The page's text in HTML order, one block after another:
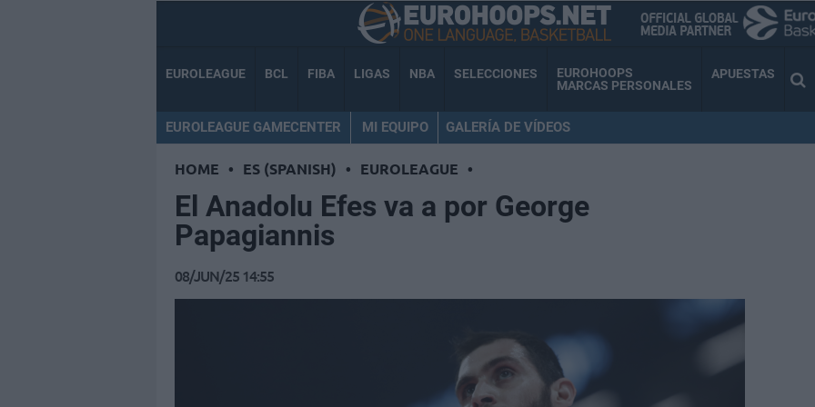
EUROLEAGUE BCL FIBA LIGAS NBA SELECCIONES
EUROHOOPS
MARCAS PERSONALES
APUESTAS
EUROLEAGUE GAMECENTER MI EQUIPO GALERÍA DE VÍDEOS
HOME • ES (SPANISH) • EUROLEAGUE •
El Anadolu Efes va a por George
Papagiannis
08/JUN/25 14:55